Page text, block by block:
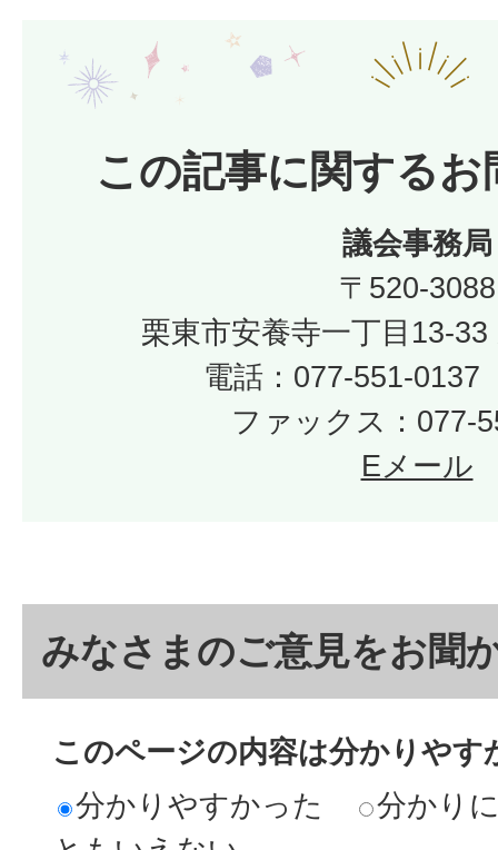
この記事に関するお
議会事務局
〒520-3088
栗東市安養寺一丁目13-
電話：077-551-0137
ファックス：077-
Eメール
みなさまのご意見をお聞
このページの内容は分かりやす
分かりやすかった
分かり